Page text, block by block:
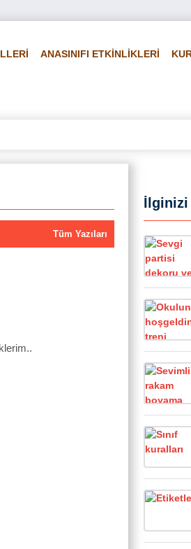
ANASINIFI ETKİNLİKLERİ
Tüm Yazıları
İlginizi